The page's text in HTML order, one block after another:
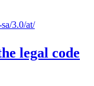
3.0/at/
legal code